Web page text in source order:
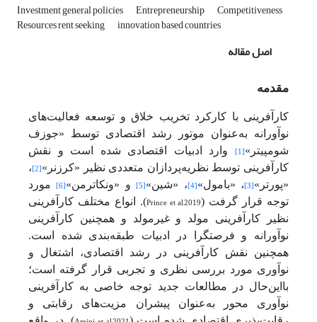
Investment general policies Entrepreneurship Competitiveness
Resources rent seeking innovation based countries
اصل مقاله
مقدمه
کارآفرینی با کارکرد تخریب خلاق و توسعه فعالیت‌های
نوآورانه به‌عنوان موتور رشد اقتصادی توسط «جوزف
شومپیتر» [1]
وارد ادبیات اقتصادی شده است و نقش
کارآفرینی توسط نظریه‌پردازان متعددی نظیر «کرزنر» [2] ،
«پورتر» [3] ، «بامول» [4] ، «شین» [5] و «ونکاترمن» [6] مورد
توجه قرار گرفت (Prince et al,2019). انواع مختلف کارآفرینی
نظیر کارآفرینی مولد و غیرمولد و همچنین کارآفرینی
نوآورانه و فرصت­گرا در ادبیات طبقه‌بندی شده است.
همچنین نقش کارآفرینی در رشد اقتصادی، اشتغال و
نوآوری مورد بررسی نظری و تجربی قرار گرفته است؛
بااین‌حال در مطالعات جدید توجه خاصی به کارآفرینی
نوآوری محور به‌عنوان پیشران مزیت‌های رقابتی و